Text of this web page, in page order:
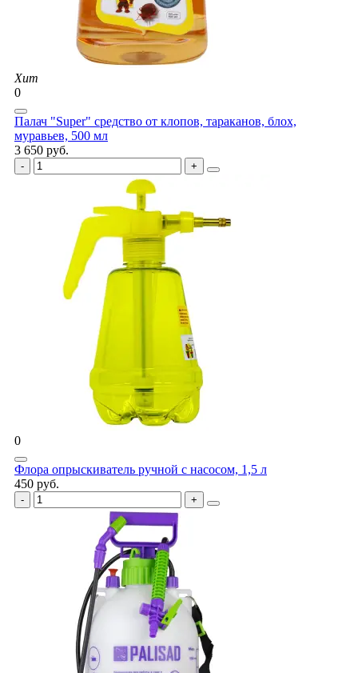
Хит
0
Палач "Super" средство от клопов, тараканов, блох,
муравьев, 500 мл
3 650 руб.
0
Флора опрыскиватель ручной с насосом, 1,5 л
450 руб.